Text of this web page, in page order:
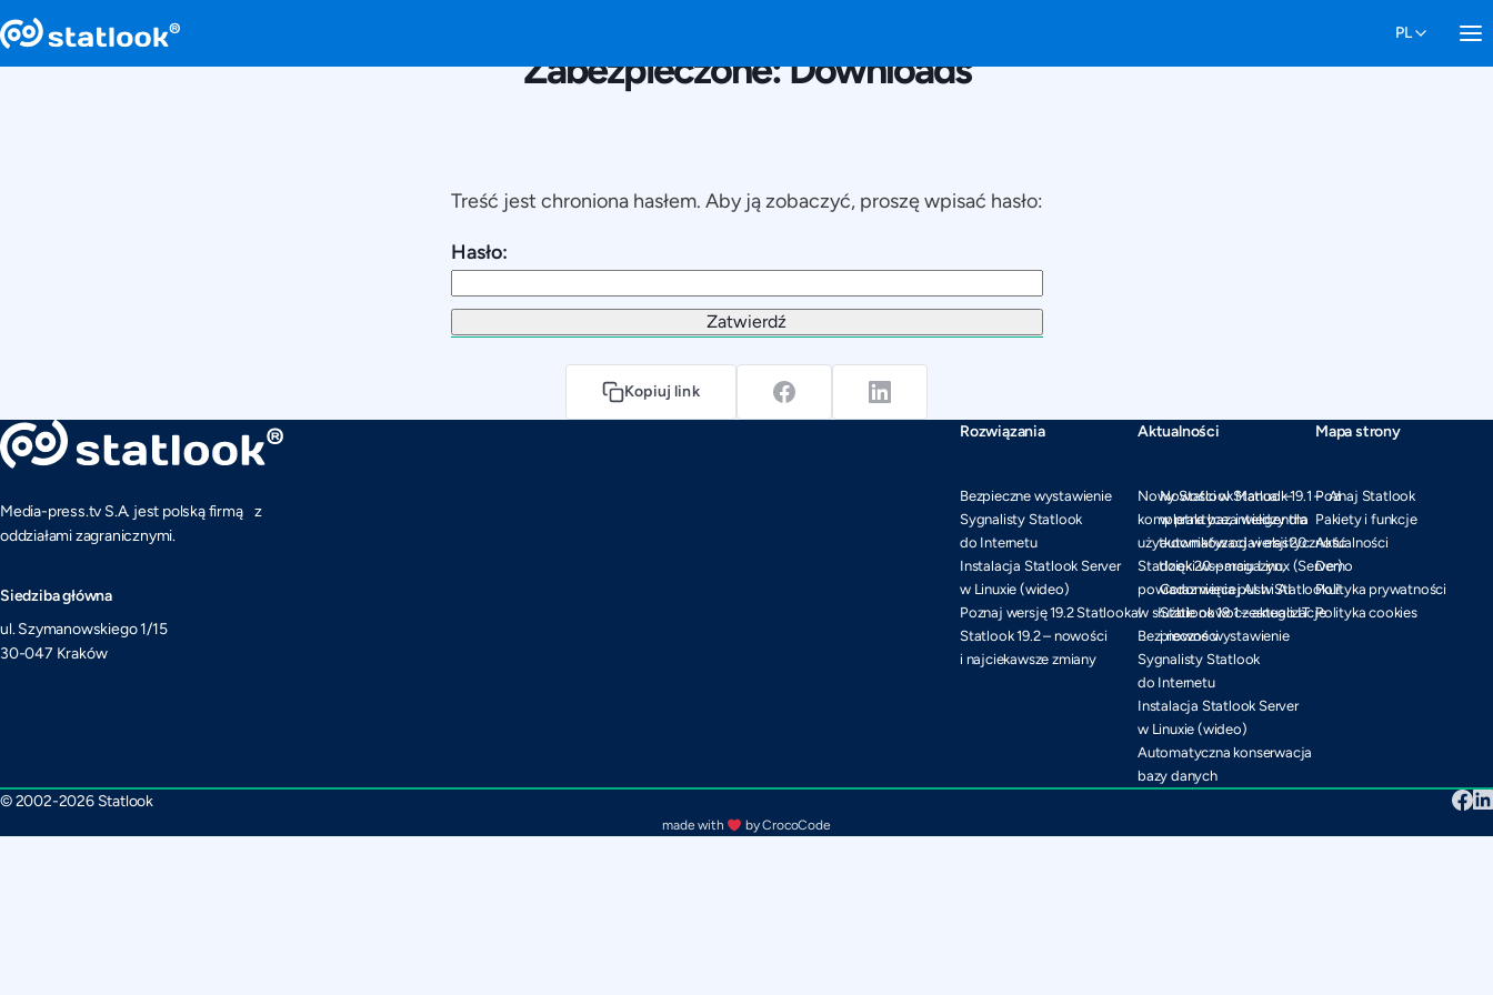
Zabezpieczone: Downloads
Treść jest chroniona hasłem. Aby ją zobaczyć, proszę wpisać hasło:
Hasło:
Kopiuj link
Media-press.tv S.A. jest polską firmą z
oddziałami zagranicznymi.
Siedziba główna
ul. Szymanowskiego 1/15
30-047 Kraków
Rozwiązania
Bezpieczne wystawienie
Sygnalisty Statlook
do Internetu
Instalacja Statlook Server
w Linuxie (wideo)
Poznaj wersję 19.2 Statlooka!
Statlook 19.2 – nowości
i najciekawsze zmiany
Nowości w Statlook 19.1 – AI
w praktyce, inteligentna
automatyzacja i elastyczność
dzięki wsparciu Linux (Server)
Coraz więcej AI w Statlooku!
Statlook 19.1 – aktualizacje
i nowości
Aktualności
Nowy Statlook Manual –
kompletna baza wiedzy dla
użytkowników od wersji 20
Statlook 20 – magazyn,
powiadomienia push i AI
w służbie nowoczesnego IT
Bezpieczne wystawienie
Sygnalisty Statlook
do Internetu
Instalacja Statlook Server
w Linuxie (wideo)
Automatyczna konserwacja
bazy danych
Mapa strony
Poznaj Statlook
Pakiety i funkcje
Aktualności
Demo
Polityka prywatności
Polityka cookies
© 2002-2026 Statlook
made with by CrocoCode